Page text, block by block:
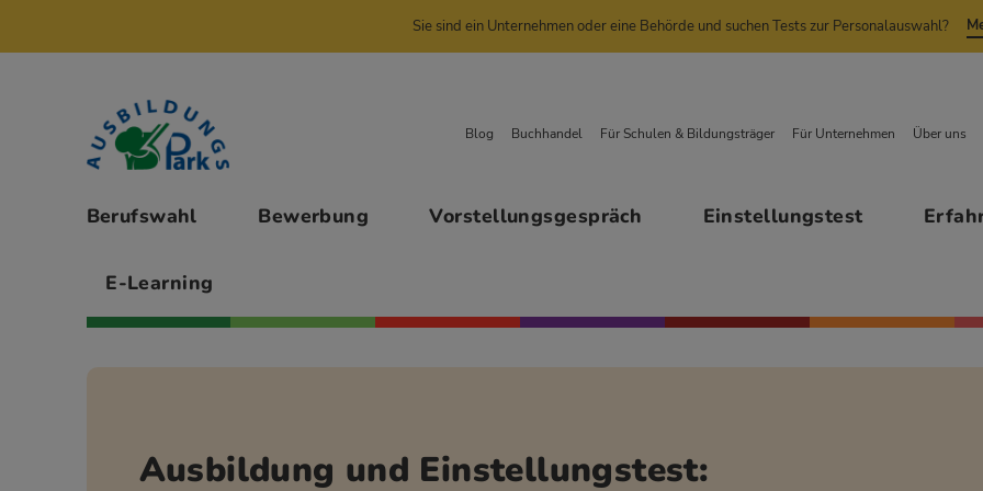
Sie sind ein Unternehmen oder eine Behörde und suchen Tests zur Personalauswahl?
Berufswahl Bewerbung Vorstellungsgespräch Einstellungstest
E-Learning
Blog Buchhandel Für Schulen & Bildungsträger Für Unternehmen Über uns
Ausbildung und Einstellungstest: